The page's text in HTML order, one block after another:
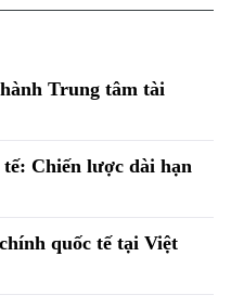
Trung tâm tài
Chiến lược dài hạn
quốc tế tại Việt